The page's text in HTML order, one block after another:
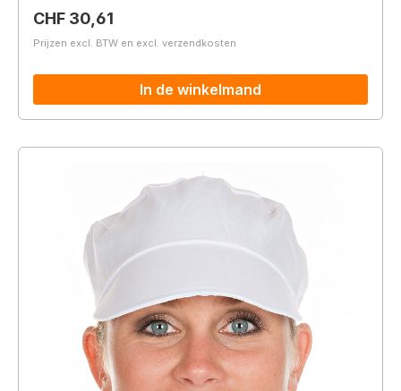
Normale prijs:
CHF 30,61
Prijzen excl. BTW en excl. verzendkosten
In de winkelmand